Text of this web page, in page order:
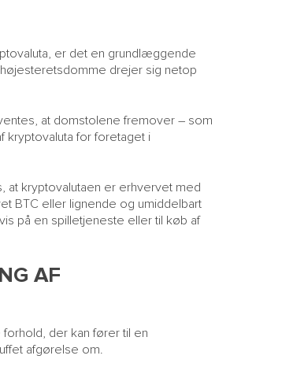
er det en grundlæggende
drejer sig netop
at domstolene fremover – som
kryptovaluta for foretaget i
at kryptovalutaen er erhvervet med
BTC eller lignende og umiddelbart
på en spilletjeneste eller til køb af
AF
der kan fører til en
afgørelse om.